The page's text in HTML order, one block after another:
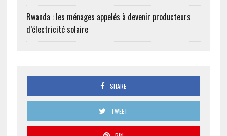
Rwanda : les ménages appelés à devenir producteurs
d’électricité solaire
SHARE
TWEET